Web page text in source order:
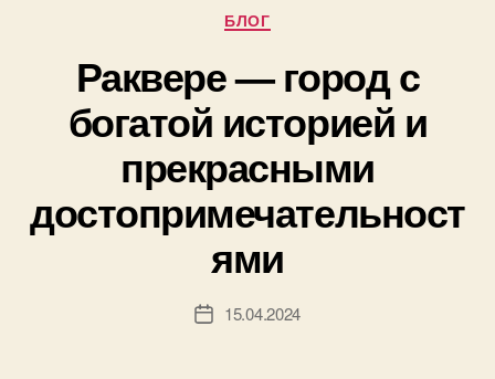
Рубрики
БЛОГ
Раквере — город с
богатой историей и
прекрасными
достопримечательност
ями
Дата15.04.2024